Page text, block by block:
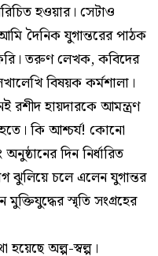
হওয়ার। সেটাও
দৈনিক যুগান্তরের পাঠক
তরুণ লেখক, কবিদের
বিষয়ক কর্মশালা।
হায়দারকে আমন্ত্রণ
কি আশ্চর্য! কোনো
দিন নির্ধারিত
চলে এলেন যুগান্তর
স্মৃতি সংগ্রহের
অল্প-স্বল্প।